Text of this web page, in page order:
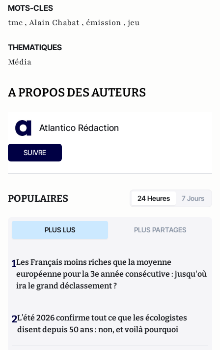
MOTS-CLES
tmc , Alain Chabat , émission , jeu
THEMATIQUES
Média
A PROPOS DES AUTEURS
Atlantico Rédaction
SUIVRE
POPULAIRES 24 Heures 7 Jours
PLUS LUS PLUS PARTAGES
1Les Français moins riches que la moyenne
européenne pour la 3e année consécutive : jusqu'où
ira le grand déclassement ?
2L’été 2026 confirme tout ce que les écologistes
disent depuis 50 ans : non, et voilà pourquoi